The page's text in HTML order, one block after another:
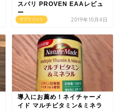
サプリメント
スパリ PROVEN EAAレビュ
ー
2019年10月4日
導入にお薦め！ネイチャーメ
イド マルチビタミン&ミネラ